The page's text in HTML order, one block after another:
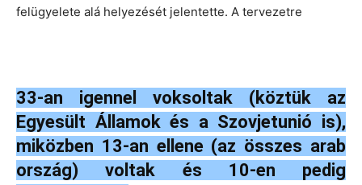
felügyelete alá helyezését jelentette. A tervezetre
33-an igennel voksoltak (köztük az
Egyesült Államok és a Szovjetunió is),
miközben 13-an ellene (az összes arab
ország) voltak és 10-en pedig